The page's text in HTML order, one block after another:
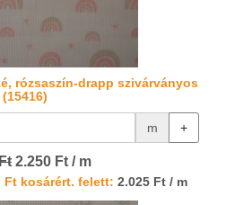
rózsaszín-drapp szivárványos
(15416)
m +
2.250 Ft / m
Ft kosárért. felett: 2.025 Ft / m